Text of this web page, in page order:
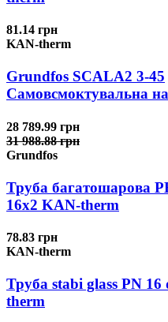
81.14 грн
KAN-therm
Grundfos SCALA2 3-45
Самовсмоктувальна
28 789.99 грн
31 988.88 грн
Grundfos
Труба багатошарова
16x2 KAN-therm
78.83 грн
KAN-therm
Труба stabi glass PN
therm